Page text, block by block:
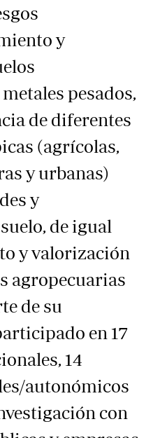
y
pesados,
de diferentes
(agrícolas,
y urbanas)
y
de igual
y valorización
agropecuarias
de su
en 17
14
autonómicos
con